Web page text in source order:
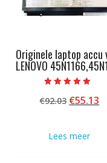
Originele laptop accu
LENOVO
5.00
van 5
€92.03
€92.03.
€55.13
Lees meer